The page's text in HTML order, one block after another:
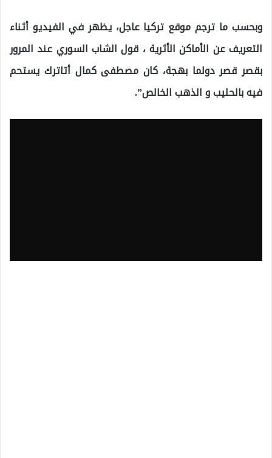
وبحسب ما ترجم موقع تركيا عاجل، يظهر في الفيديو أثناء
التعريف عن الأماكن الأثرية ، قول الشاب السوري عند المرور
بقصر قصر دولما بهجة، كان مصطفى كمال أتاترك يستحم
فيه بالحليب و الذهب الخالص”.